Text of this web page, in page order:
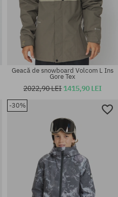
Mărimi existente:
Geacă de snowboard Volcom L Ins
Gore Tex
2022,90 LEI 1415,90 LEI
-30%